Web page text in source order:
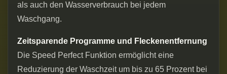
als auch den Wasserverbrauch bei jedem
Waschgang.
Zeitsparende Programme und Fleckenentfernung
Die Speed Perfect Funktion ermöglicht eine
Reduzierung der Waschzeit um bis zu 65 Prozent bei